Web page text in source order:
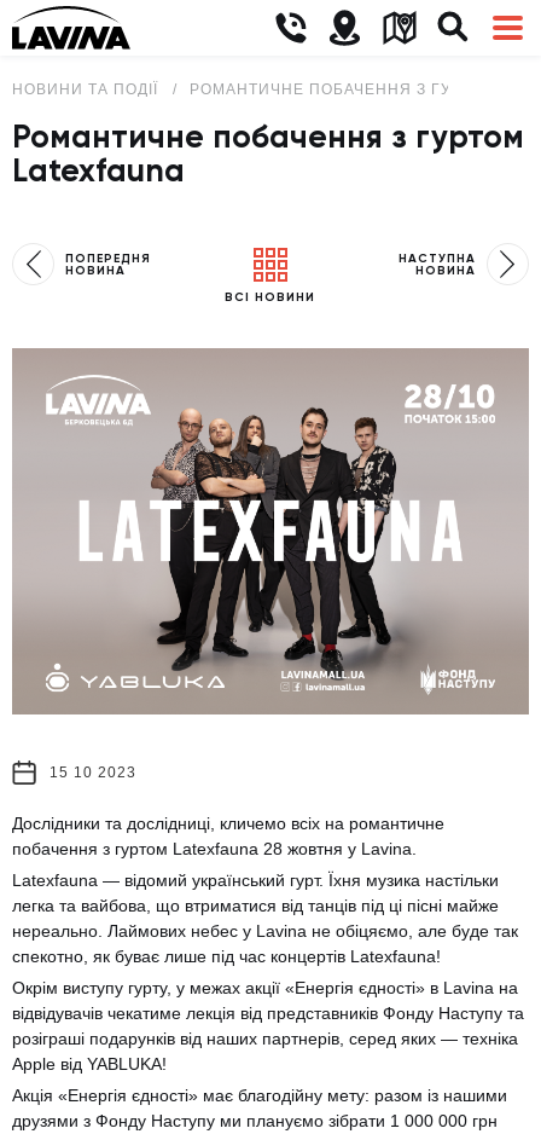
НОВИНИ ТА ПОДІЇ РОМАНТИЧНЕ ПОБАЧЕННЯ З ГУРТОМ
Романтичне побачення з гуртом
Latexfauna
ПОПЕРЕДНЯ
НОВИНА
ВСІ НОВИНИ
НАСТУПНА
НОВИНА
15 10 2023
Дослідники та дослідниці, кличемо всіх на романтичне
побачення з гуртом Latexfauna 28 жовтня у Lavina.
Latexfauna — відомий український гурт. Їхня музика настільки
легка та вайбова, що втриматися від танців під ці пісні майже
нереально. Лаймових небес у Lavina не обіцяємо, але буде так
спекотно, як буває лише під час концертів Latexfauna!
Окрім виступу гурту, у межах акції «Енергія єдності» в Lavina на
відвідувачів чекатиме лекція від представників Фонду Наступу та
розіграші подарунків від наших партнерів, серед яких — техніка
Apple від YABLUKA!
Акція «Енергія єдності» має благодійну мету: разом із нашими
друзями з Фонду Наступу ми плануємо зібрати 1 000 000 грн